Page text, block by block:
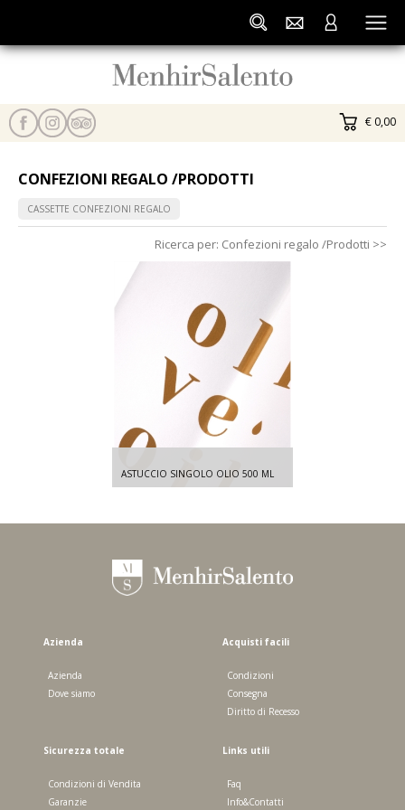
€ 0,00
CONFEZIONI REGALO /PRODOTTI
CASSETTE CONFEZIONI REGALO
Ricerca per: Confezioni regalo /Prodotti >>
ASTUCCIO SINGOLO OLIO 500 ML
Azienda
Azienda
Dove siamo
Acquisti facili
Condizioni
Consegna
Diritto di Recesso
Sicurezza totale
Condizioni di Vendita
Garanzie
Links utili
Faq
Info&Contatti